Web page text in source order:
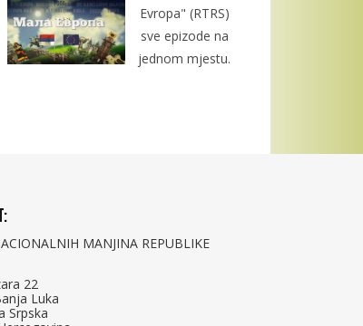
Evropa" (RTRS)
sve epizode na
jednom mjestu.
MANJINA REPUBLIKE
22
Luka
Srpska